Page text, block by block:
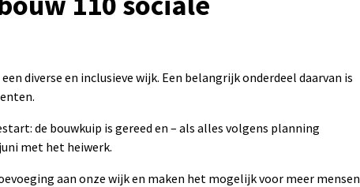
diverse en inclusieve wijk. Een belangrijk onderdeel daarvan is
de bouwkuip is gereed en – als alles volgens planning
met het heiwerk.
aan onze wijk en maken het mogelijk voor meer mensen